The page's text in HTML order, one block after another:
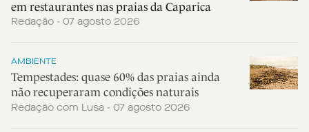
em restaurantes nas praias da Caparica
Redação - 07 agosto 2026
AMBIENTE
Tempestades: quase 60% das praias ainda
não recuperaram condições naturais
Redação com Lusa - 07 agosto 2026